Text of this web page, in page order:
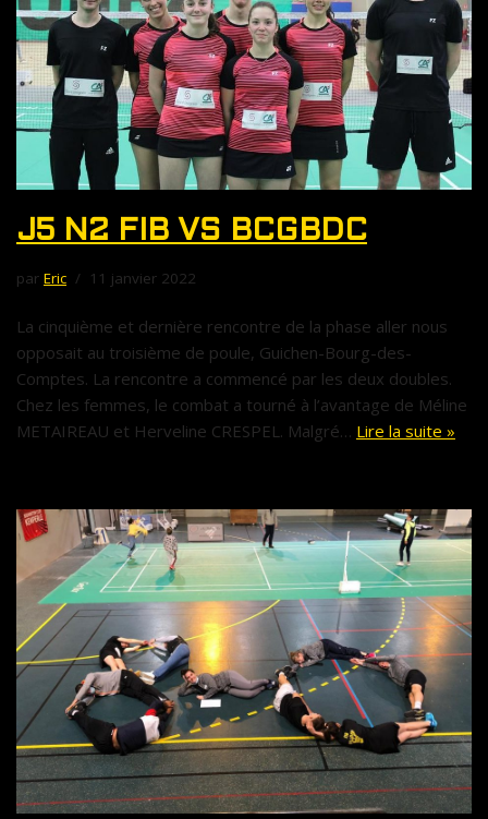
J5 N2 FIB VS BCGBDC
par Eric 11 janvier 2022
La cinquième et dernière rencontre de la phase aller nous
opposait au troisième de poule, Guichen-Bourg-des-
Comptes. La rencontre a commencé par les deux doubles.
Chez les femmes, le combat a tourné à l’avantage de Méline
METAIREAU et Herveline CRESPEL. Malgré… Lire la suite »